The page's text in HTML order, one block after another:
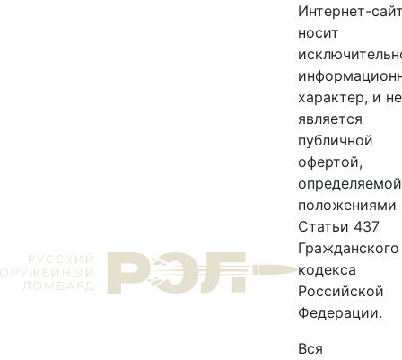
Интернет-
носит
характер, и не
является
публичной
офертой,
определяемой
положениями
Статьи 437
Гражданского
кодекса
Российской
Федерации.
Вся